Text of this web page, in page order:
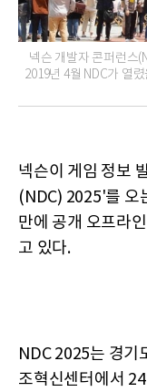
넥슨 개발자 콘퍼런스
2019년 4월 NDC가 열
넥슨이 게임 정보
(NDC) 2025'를 오
만에 공개 오프라
고 있다.
NDC 2025는 경기
조혁신센터에서